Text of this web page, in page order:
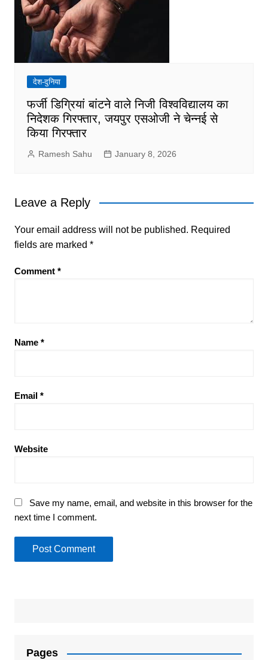
देश-दुनिया
फर्जी डिग्रियां बांटने वाले निजी विश्वविद्यालय का
निदेशक गिरफ्तार, जयपुर एसओजी ने चेन्नई से
किया गिरफ्तार
Ramesh Sahu January 8, 2026
Leave a Reply
Your email address will not be published. Required
fields are marked *
Comment *
Name *
Email *
Website
Save my name, email, and website in this browser for the
next time I comment.
Pages